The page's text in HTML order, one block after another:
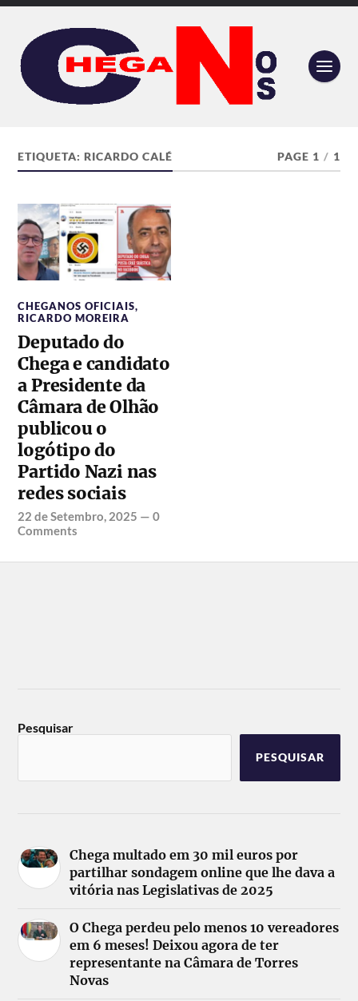
ETIQUETA:RICARDO CALÉ PAGE 1 / 1
CHEGANOS OFICIAIS,
RICARDO MOREIRA
Deputado do
Chega e candidato
a Presidente da
Câmara de Olhão
publicou o
logótipo do
Partido Nazi nas
redes sociais
22 de Setembro, 2025 —0
Comments
Pesquisar
PESQUISAR
Chega multado em 30 mil euros por
partilhar sondagem online que lhe dava a
vitória nas Legislativas de 2025
O Chega perdeu pelo menos 10 vereadores
em 6 meses! Deixou agora de ter
representante na Câmara de Torres
Novas